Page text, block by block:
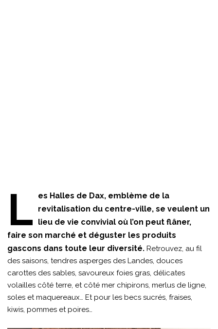
L
es Halles de Dax, emblème de la
revitalisation du centre-ville, se veulent un
lieu de vie convivial où l’on peut flâner,
faire son marché et déguster les produits
gascons dans toute leur diversité. Retrouvez, au fil
des saisons, tendres asperges des Landes, douces
carottes des sables, savoureux foies gras, délicates
volailles côté terre, et côté mer chipirons, merlus de ligne,
soles et maquereaux… Et pour les becs sucrés, fraises,
kiwis, pommes et poires…